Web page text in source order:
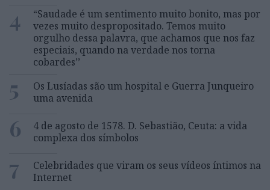
4
“Saudade é um sentimento muito bonito, mas por
vezes muito despropositado. Temos muito
orgulho dessa palavra, que achamos que nos faz
especiais, quando na verdade nos torna
cobardes’’
5
Os Lusíadas são um hospital e Guerra Junqueiro
uma avenida
6
4 de agosto de 1578. D. Sebastião, Ceuta: a vida
complexa dos símbolos
7
Celebridades que viram os seus vídeos íntimos na
Internet